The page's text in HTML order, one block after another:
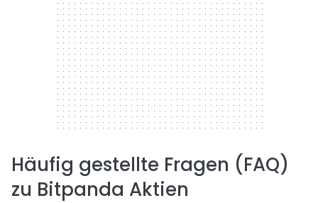
Häufig gestellte Fragen (FAQ)
zu Bitpanda Aktien